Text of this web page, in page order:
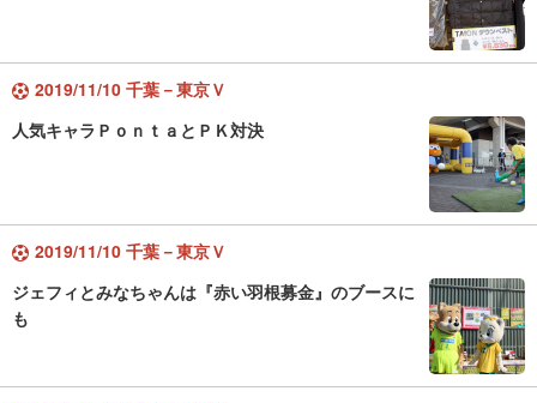
2019/11/10 千葉－東京Ｖ
人気キャラＰｏｎｔａとＰＫ対決
2019/11/10 千葉－東京Ｖ
ジェフィとみなちゃんは『赤い羽根募金』のブースに
も